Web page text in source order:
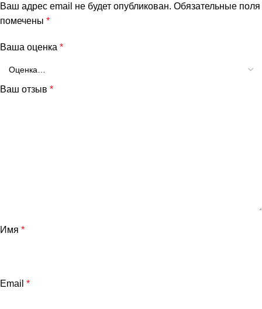
Ваш адрес email не будет опубликован. Обязательные поля
помечены *
Ваша оценка *
Ваш отзыв *
Имя *
Email *